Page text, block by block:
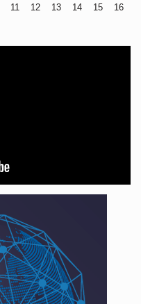
11 12 13 14 15
16